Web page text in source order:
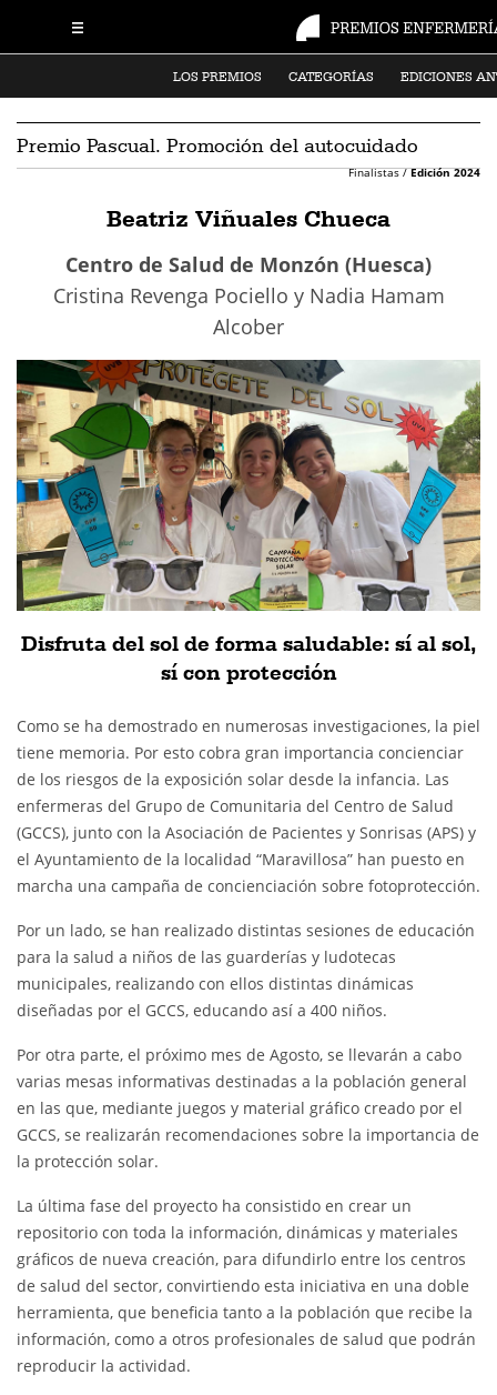
LOS PREMIOS CATEGORÍAS EDICIONES
Premio Pascual. Promoción del autocuidado
Finalistas /Edición 2024
Beatriz Viñuales Chueca
Centro de Salud de Monzón (Huesca)
Cristina Revenga Pociello y Nadia Hamam
Alcober
Disfruta del sol de forma saludable: sí al sol,
sí con protección
Como se ha demostrado en numerosas investigaciones, la piel
tiene memoria. Por esto cobra gran importancia concienciar
de los riesgos de la exposición solar desde la infancia. Las
enfermeras del Grupo de Comunitaria del Centro de Salud
(GCCS), junto con la Asociación de Pacientes y Sonrisas (APS) y
el Ayuntamiento de la localidad “Maravillosa” han puesto en
marcha una campaña de concienciación sobre fotoprotección.
Por un lado, se han realizado distintas sesiones de educación
para la salud a niños de las guarderías y ludotecas
municipales, realizando con ellos distintas dinámicas
diseñadas por el GCCS, educando así a 400 niños.
Por otra parte, el próximo mes de Agosto, se llevarán a cabo
varias mesas informativas destinadas a la población general
en las que, mediante juegos y material gráfico creado por el
GCCS, se realizarán recomendaciones sobre la importancia de
la protección solar.
La última fase del proyecto ha consistido en crear un
repositorio con toda la información, dinámicas y materiales
gráficos de nueva creación, para difundirlo entre los centros
de salud del sector, convirtiendo esta iniciativa en una doble
herramienta, que beneficia tanto a la población que recibe la
información, como a otros profesionales de salud que podrán
reproducir la actividad.